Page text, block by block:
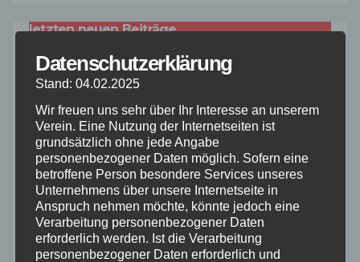
letzten neuen Beiträge
OKC Saisonauftakt in Harsewinkel
Saisonfinale dahoam: AMC Waltrop glänzt beim
Jugend-Turnier-Abschluss 2026
Jahreshauptversammlung und Vereinsmeister
2025
Unsere K1 Fahrer in Attendorn bei der
Westfalenmeisterschaft
Datenschutzerklärung
Stand: 04.02.2025
Wir freuen uns sehr über Ihr Interesse an unserem
Verein. Eine Nutzung der Internetseiten ist
grundsätzlich ohne jede Angabe
personenbezogener Daten möglich. Sofern eine
betroffene Person besondere Services unseres
Unternehmens über unsere Internetseite in
Anspruch nehmen möchte, könnte jedoch eine
Verarbeitung personenbezogener Daten
erforderlich werden. Ist die Verarbeitung
personenbezogener Daten erforderlich und